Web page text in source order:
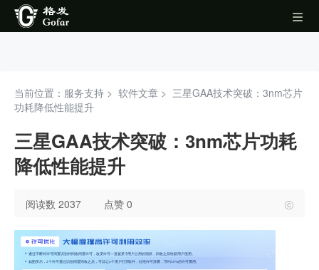
当前位置：服务支持 > 软件文章 > 三星GAA技术突破：3nm芯片
功耗降低性能提升
三星GAA技术突破：3nm芯片功耗
降低性能提升
阅读数 2037 点赞 0